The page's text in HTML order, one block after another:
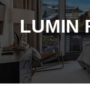
LUMIN